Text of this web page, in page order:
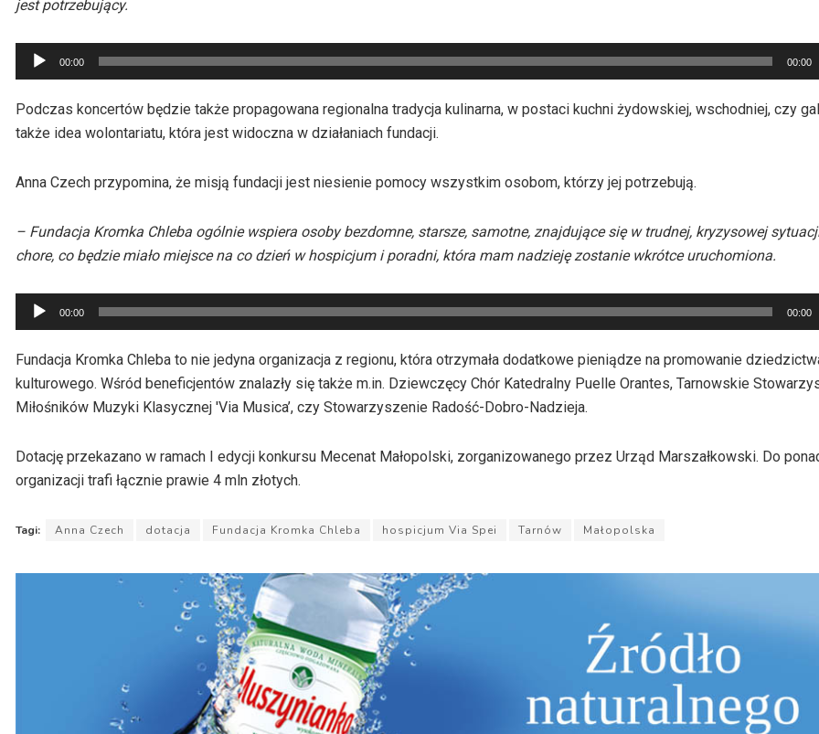
jest potrzebujący.
Odtwarzacz
plików
dźwiękowych
00:00 00:00
Podczas koncertów będzie także propagowana regionalna tradycja kulinarna, w postaci kuchni żydowskiej, wschodniej, czy
także idea wolontariatu, która jest widoczna w działaniach fundacji.
Anna Czech przypomina, że misją fundacji jest niesienie pomocy wszystkim osobom, którzy jej potrzebują.
– Fundacja Kromka Chleba ogólnie wspiera osoby bezdomne, starsze, samotne, znajdujące się w trudnej, kryzysowej
chore, co będzie miało miejsce na co dzień w hospicjum i poradni, która mam nadzieję zostanie wkrótce uruchomiona.
Odtwarzacz
plików
dźwiękowych
00:00 00:00
Fundacja Kromka Chleba to nie jedyna organizacja z regionu, która otrzymała dodatkowe pieniądze na promowanie
kulturowego. Wśród beneficjentów znalazły się także m.in. Dziewczęcy Chór Katedralny Puelle Orantes, Tarnowskie
Miłośników Muzyki Klasycznej 'Via Musica’, czy Stowarzyszenie Radość-Dobro-Nadzieja.
Dotację przekazano w ramach I edycji konkursu Mecenat Małopolski, zorganizowanego przez Urząd Marszałkowski. Do
organizacji trafi łącznie prawie 4 mln złotych.
Tagi: Anna Czech dotacja Fundacja Kromka Chleba hospicjum Via Spei Tarnów Małopolska